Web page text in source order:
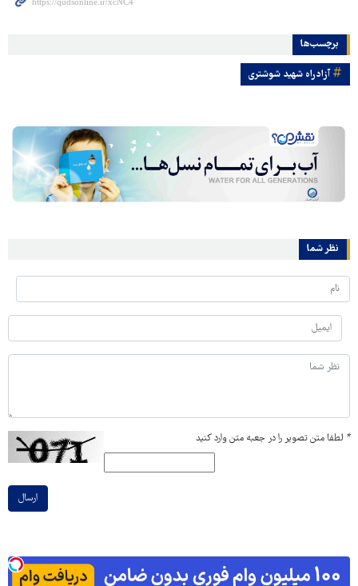
برچسب‌ها
آزادراه شهید شوشتری
نظر شما
* لطفا متن تصویر را در جعبه متن وارد کنید
ارسال